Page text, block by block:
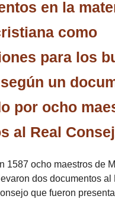
en la
como
para los
un
por ocho
al Real
1587 ocho maestros de
dos documentos al
que fueron